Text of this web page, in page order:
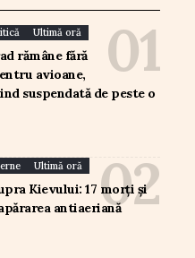
Ultimă oră
rămâne fără
avioane,
suspendată de peste o
Ultimă oră
Kievului: 17 morți și
antiaeriană